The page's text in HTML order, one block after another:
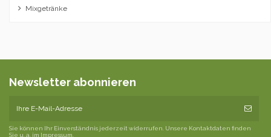
Mixgetränke
Newsletter abonnieren
Sie können Ihr Einverständnis jederzeit widerrufen. Unsere Kontaktdaten finden
Sie u. a. im Impressum.